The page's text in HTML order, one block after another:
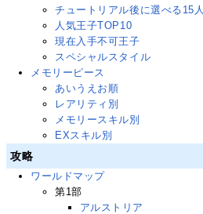
チュートリアル後に選べる15人
人気王子TOP10
現在入手不可王子
スペシャルスタイル
メモリーピース
あいうえお順
レアリティ別
メモリースキル別
EXスキル別
攻略
ワールドマップ
第1部
アルストリア